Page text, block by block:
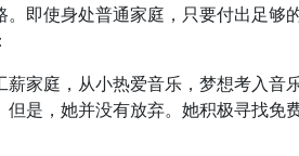
。即使身处普通家庭，只要付出足
家庭，从小热爱音乐，梦想考入
是，她并没有放弃。她积极寻找免